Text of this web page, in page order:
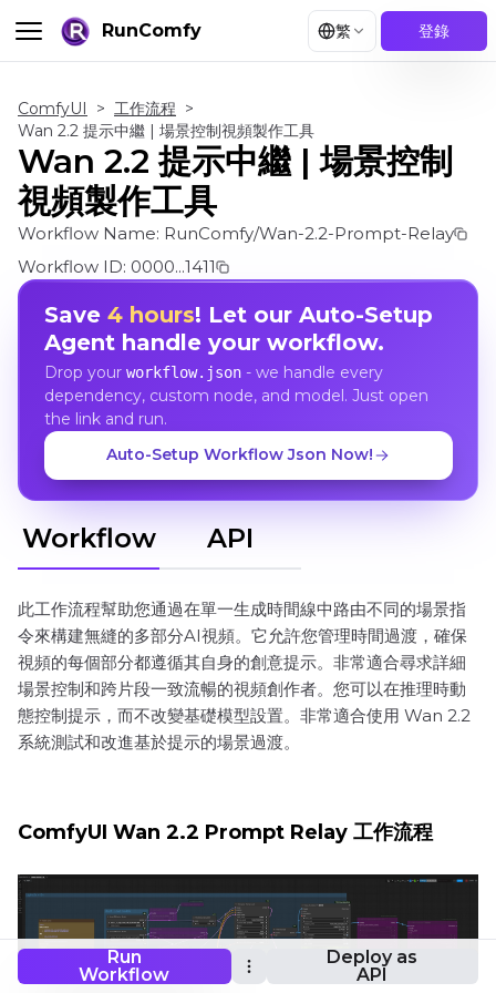
RunComfy 繁 登錄
Run
Workflow
Deploy as
API
ComfyUI > 工作流程 >
Wan 2.2 提示中繼 | 場景控制視頻製作工具
Wan 2.2 提示中繼 | 場景控制
視頻製作工具
Workflow Name: RunComfy/Wan-2.2-Prompt-Relay
Workflow ID: 0000...1411
Save 4 hours! Let our Auto-Setup
Agent handle your workflow.
Drop your workflow.json- we handle every
dependency, custom node, and model. Just open
the link and run.
Auto-Setup Workflow Json Now!
Workflow API
此工作流程幫助您通過在單一生成時間線中路由不同的場景指
令來構建無縫的多部分AI視頻。它允許您管理時間過渡，確保
視頻的每個部分都遵循其自身的創意提示。非常適合尋求詳細
場景控制和跨片段一致流暢的視頻創作者。您可以在推理時動
態控制提示，而不改變基礎模型設置。非常適合使用 Wan 2.2
系統測試和改進基於提示的場景過渡。
ComfyUI Wan 2.2 Prompt Relay 工作流程